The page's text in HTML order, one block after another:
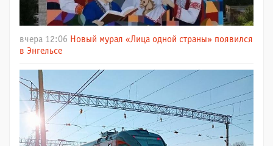
вчера 12:06 Новый мурал «Лица одной страны» появился
в Энгельсе